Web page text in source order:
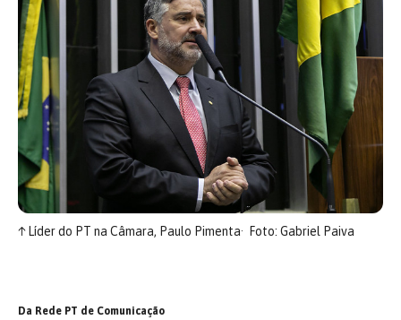
↑Líder do PT na Câmara, Paulo Pimenta Foto: Gabriel Paiva
Da Rede PT de Comunicação